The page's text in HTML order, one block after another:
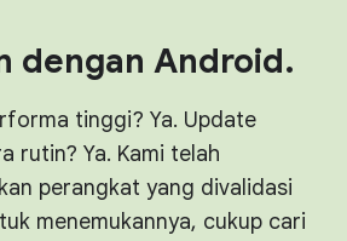
dengan Android.
tinggi? Ya. Update
rutin? Ya. Kami telah
perangkat yang divalidasi
menemukannya, cukup cari